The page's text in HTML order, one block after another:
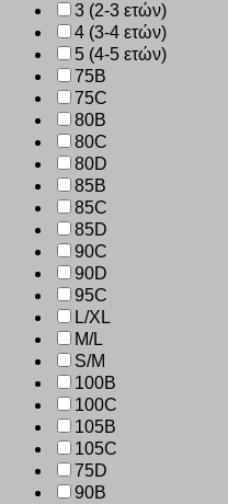
3 (2-3 ετών)
4 (3-4 ετών)
5 (4-5 ετών)
75B
75C
80B
80C
80D
85B
85C
85D
90C
90D
95C
L/XL
M/L
S/M
100B
100C
105B
105C
75D
90B